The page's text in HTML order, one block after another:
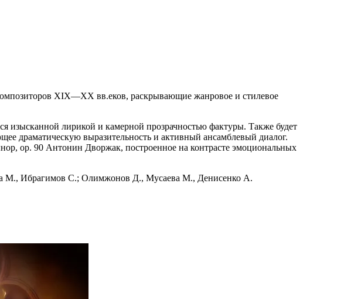
XIX—XX вв.еков, раскрывающие жанровое и стилевое
изысканной лирикой и камерной прозрачностью фактуры. Также будет
драматическую выразительность и активный ансамблевый диалог.
op. 90 Антонин Дворжак, построенное на контрасте эмоциональных
М., Ибрагимов С.; Олимжонов Д., Мусаева М., Денисенко А.